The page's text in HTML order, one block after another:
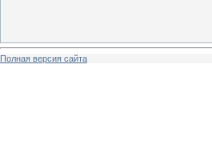
Полная версия сайта